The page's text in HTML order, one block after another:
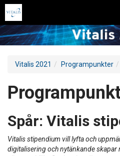
Vitalis 2021 Programpunkter
Spår: Vitalis
Vitalis stipendium vill lyfta och
digitalisering och nytänkande